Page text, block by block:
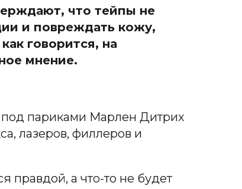
что тейпы не
и повреждать кожу,
говорится, на
мнение.
под париками Марлен Дитрих
лазеров, филлеров и
правдой, а что-то не будет